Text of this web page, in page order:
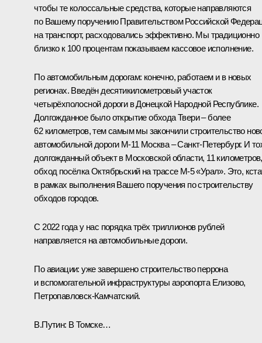
чтобы те колоссальные средства, которые направляются
по Вашему поручению Правительством Российской
на транспорт, расходовались эффективно. Мы традиционно
близко к 100 процентам показываем кассовое исполнение.
По автомобильным дорогам: конечно, работаем и в новых
регионах. Введён десятикилометровый участок
четырёхполосной дороги в Донецкой Народной Республике.
Долгожданное было открытие обхода Твери – более
62 километров, тем самым мы закончили строительство
автомобильной дороги М-11 Москва – Санкт-Петербург. И
долгожданный объект в Московской области, 11
обход посёлка Октябрьский на трассе М-5 «Урал». Это,
в рамках выполнения Вашего поручения по строительству
обходов городов.
С 2022 года у нас порядка трёх триллионов рублей
направляется на автомобильные дороги.
По авиации: уже завершено строительство перрона
и вспомогательной инфраструктуры аэропорта Елизово,
Петропавловск-Камчатский.
В.Путин: В Томске…